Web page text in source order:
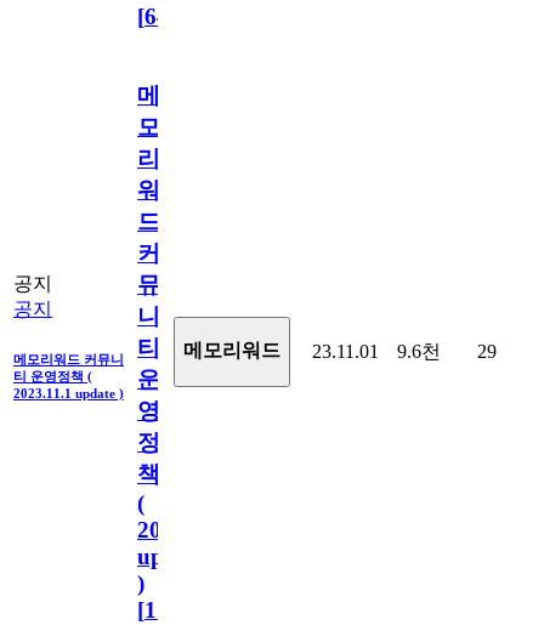
[64
공지
공지
메모리워드 커뮤니
티 운영정책 (
2023.11.1 update )
메
모
리
워
드
커
뮤
니
티
운
영
정
책
(
2023.11.1
update
)
[110
메모리워드 23.11.01 9.6천 29